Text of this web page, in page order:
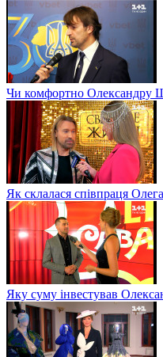
Чи комфортно Олександру
Як склалася співпраця
Яку суму інвестував